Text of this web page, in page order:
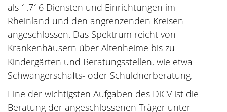
als 1.716 Diensten und Einrichtungen im
Rheinland und den angrenzenden Kreisen
angeschlossen. Das Spektrum reicht von
Krankenhäusern über Altenheime bis zu
Kindergärten und Beratungsstellen, wie etwa
Schwangerschafts- oder Schuldnerberatung.
Eine der wichtigsten Aufgaben des DiCV ist die
Beratung der angeschlossenen Träger unter